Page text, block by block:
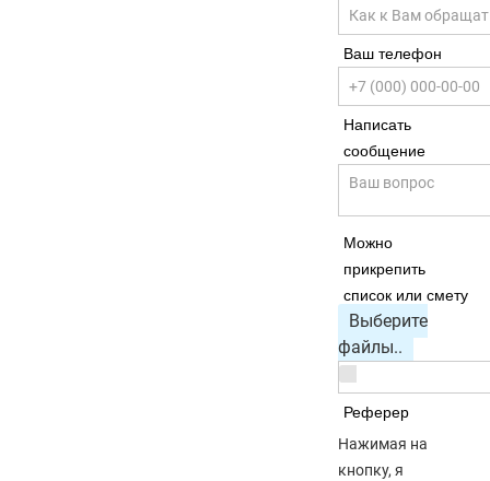
Ваш телефон
Написать
сообщение
Можно
прикрепить
список или смету
Выберите
файлы..
Реферер
Нажимая на
кнопку, я